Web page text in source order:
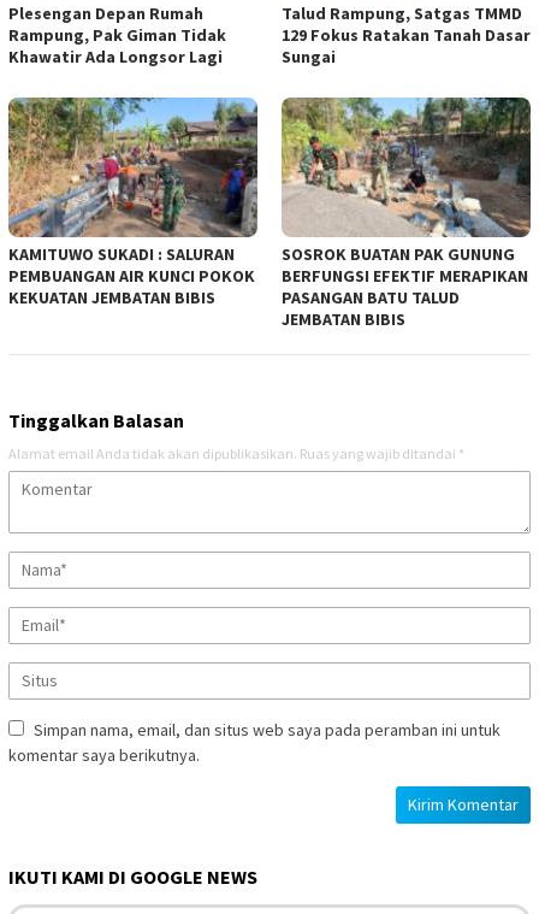
Plesengan Depan Rumah
Rampung, Pak Giman Tidak
Khawatir Ada Longsor Lagi
Talud Rampung, Satgas TMMD
129 Fokus Ratakan Tanah Dasar
Sungai
KAMITUWO SUKADI : SALURAN
PEMBUANGAN AIR KUNCI POKOK
KEKUATAN JEMBATAN BIBIS
SOSROK BUATAN PAK GUNUNG
BERFUNGSI EFEKTIF MERAPIKAN
PASANGAN BATU TALUD
JEMBATAN BIBIS
Tinggalkan Balasan
Alamat email Anda tidak akan dipublikasikan. Ruas yang wajib ditandai *
Simpan nama, email, dan situs web saya pada peramban ini untuk
komentar saya berikutnya.
IKUTI KAMI DI GOOGLE NEWS